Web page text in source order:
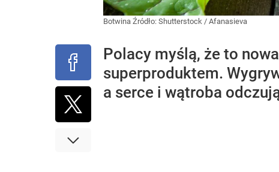
Botwina Źródło: Shutterstock / Afanasieva
Polacy myślą, że to
superproduktem.
a serce i wątroba